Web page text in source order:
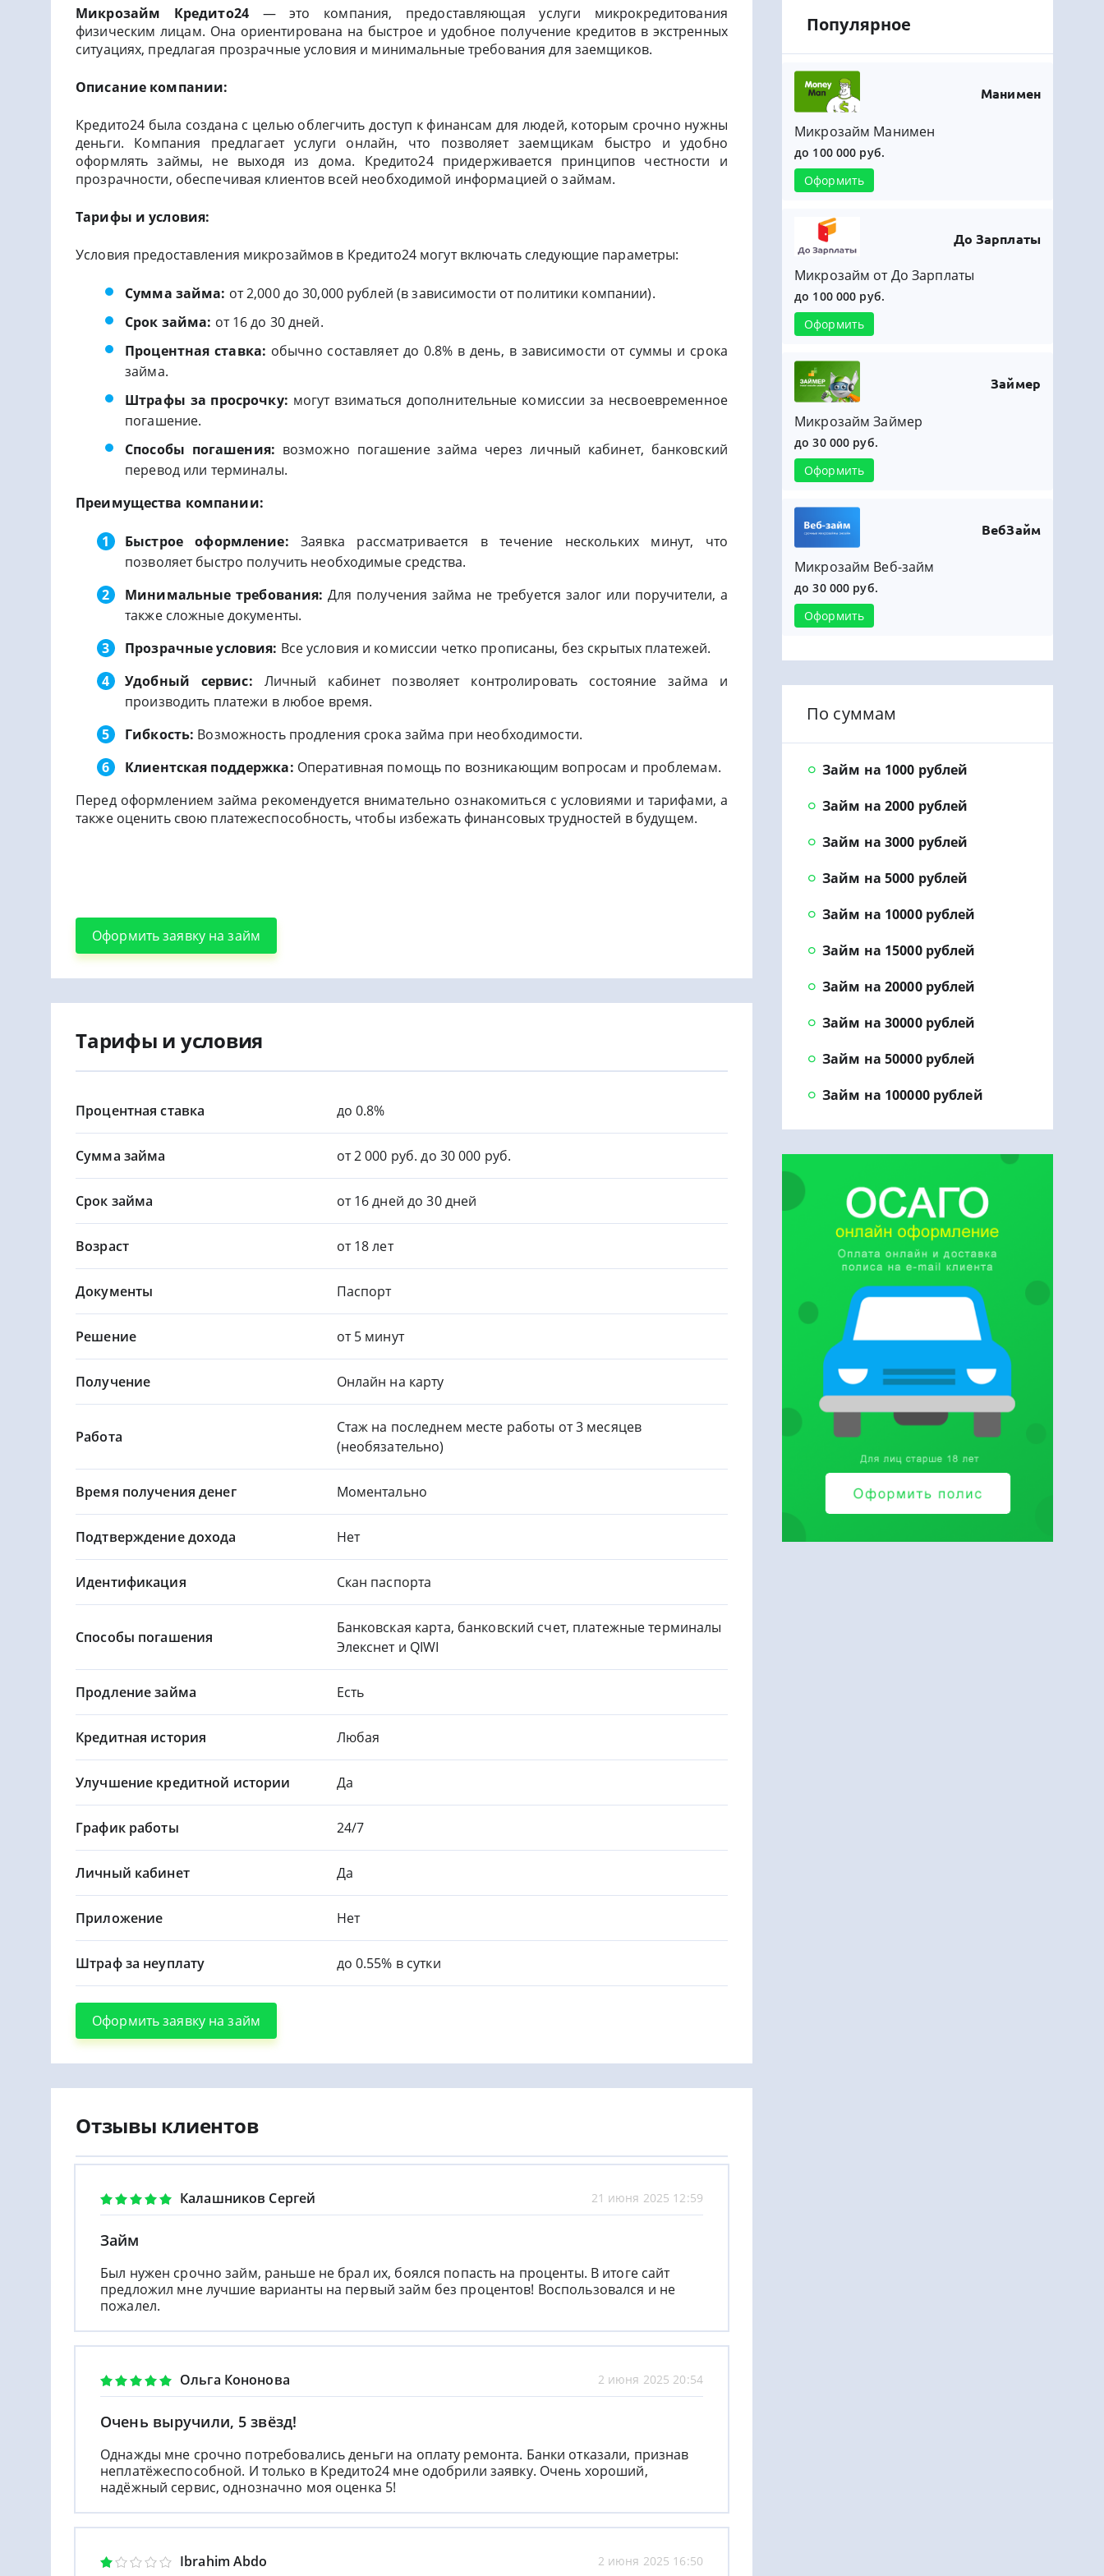
Микрозайм Кредито24— это компания, предоставляющая услуги микрокредитования
физическим лицам. Она ориентирована на быстрое и удобное получение кредитов в экстренных
ситуациях, предлагая прозрачные условия и минимальные требования для заемщиков.
Описание компании:
Кредито24 была создана с целью облегчить доступ к финансам для людей, которым срочно нужны
деньги. Компания предлагает услуги онлайн, что позволяет заемщикам быстро и удобно
оформлять займы, не выходя из дома. Кредито24 придерживается принципов честности и
прозрачности, обеспечивая клиентов всей необходимой информацией о займам.
Тарифы и условия:
Условия предоставления микрозаймов в Кредито24 могут включать следующие параметры:
Сумма займа: от 2,000 до 30,000 рублей (в зависимости от политики компании).
Срок займа: от 16 до 30 дней.
Процентная ставка: обычно составляет до 0.8% в день, в зависимости от суммы и срока
займа.
Штрафы за просрочку: могут взиматься дополнительные комиссии за несвоевременное
погашение.
Способы погашения: возможно погашение займа через личный кабинет, банковский
перевод или терминалы.
Преимущества компании:
Быстрое оформление: Заявка рассматривается в течение нескольких минут, что
позволяет быстро получить необходимые средства.
Минимальные требования: Для получения займа не требуется залог или поручители, а
также сложные документы.
Прозрачные условия: Все условия и комиссии четко прописаны, без скрытых платежей.
Удобный сервис: Личный кабинет позволяет контролировать состояние займа и
производить платежи в любое время.
Гибкость: Возможность продления срока займа при необходимости.
Клиентская поддержка: Оперативная помощь по возникающим вопросам и проблемам.
Перед оформлением займа рекомендуется внимательно ознакомиться с условиями и тарифами, а
также оценить свою платежеспособность, чтобы избежать финансовых трудностей в будущем.
Оформить заявку на займ
Тарифы и условия
Процентная ставка до 0.8%
Сумма займа от 2 000 руб. до 30 000 руб.
Срок займа от 16 дней до 30 дней
Возраст от 18 лет
Документы Паспорт
Решение от 5 минут
Получение Онлайн на карту
Работа
Стаж на последнем месте работы от 3 месяцев
(необязательно)
Время получения денег Моментально
Подтверждение дохода Нет
Идентификация Скан паспорта
Способы погашения
Банковская карта, банковский счет, платежные терминалы
Элекснет и QIWI
Продление займа Есть
Кредитная история Любая
Улучшение кредитной истории Да
График работы 24/7
Личный кабинет Да
Приложение Нет
Штраф за неуплату до 0.55% в сутки
Оформить заявку на займ
Отзывы клиентов
Калашников Сергей 21 июня 2025 12:59
Займ
Был нужен срочно займ, раньше не брал их, боялся попасть на проценты. В итоге сайт
предложил мне лучшие варианты на первый займ без процентов! Воспользовался и не
пожалел.
Ольга Кононова 2 июня 2025 20:54
Очень выручили, 5 звёзд!
Однажды мне срочно потребовались деньги на оплату ремонта. Банки отказали, признав
неплатёжеспособной. И только в Кредито24 мне одобрили заявку. Очень хороший,
надёжный сервис, однозначно моя оценка 5!
Ibrahim Abdo 2 июня 2025 16:50
Популярное
Манимен
Микрозайм Манимен
до 100 000 руб.
Оформить
До Зарплаты
Микрозайм от До Зарплаты
до 100 000 руб.
Оформить
Займер
Микрозайм Займер
до 30 000 руб.
Оформить
ВебЗайм
Микрозайм Веб-займ
до 30 000 руб.
Оформить
По суммам
Займ на 1000 рублей
Займ на 2000 рублей
Займ на 3000 рублей
Займ на 5000 рублей
Займ на 10000 рублей
Займ на 15000 рублей
Займ на 20000 рублей
Займ на 30000 рублей
Займ на 50000 рублей
Займ на 100000 рублей